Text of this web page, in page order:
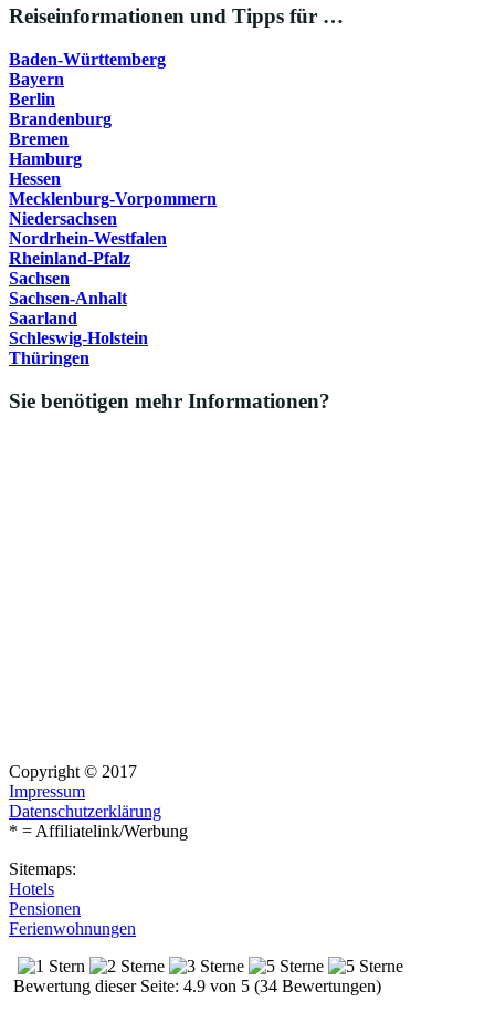
Reiseinformationen und Tipps für …
Baden-Württemberg
Bayern
Berlin
Brandenburg
Bremen
Hamburg
Hessen
Mecklenburg-Vorpommern
Niedersachsen
Nordrhein-Westfalen
Rheinland-Pfalz
Sachsen
Sachsen-Anhalt
Saarland
Schleswig-Holstein
Thüringen
Sie benötigen mehr Informationen?
Copyright © 2017
Impressum
Datenschutzerklärung
* = Affiliatelink/Werbung
Sitemaps:
Hotels
Pensionen
Ferienwohnungen
Bewertung dieser Seite: 4.9 von 5 (34 Bewertungen)